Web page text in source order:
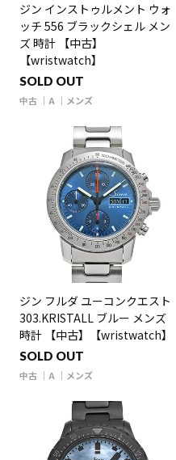
ジン インストゥルメント ウォ
ッチ 556 ブラックシェル メン
ズ 時計 【中古】
【wristwatch】
SOLD OUT
中古 A メンズ
ジン フルダ ユーコンクエスト
303.KRISTALL ブルー メンズ
時計 【中古】【wristwatch】
SOLD OUT
中古 A メンズ